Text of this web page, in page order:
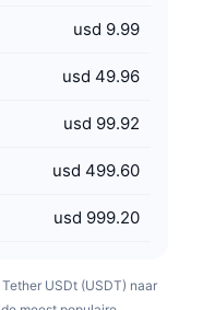
usd 9.99
usd 49.96
usd 99.92
usd 499.60
usd 999.20
USDt (USDT) naar